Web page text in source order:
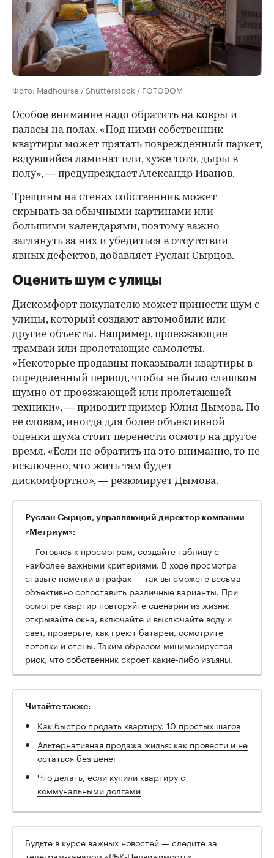
Фото: Madhourse / Shutterstock / FOTODOM
Особое внимание надо обратить на ковры и
паласы на полах. «Под ними собственник
квартиры может прятать поврежденный паркет,
вздувшийся ламинат или, хуже того, дыры в
полу», — предупреждает Александр Иванов.
Трещины на стенах собственник может
скрывать за обычными картинами или
большими календарями, поэтому важно
заглянуть за них и убедиться в отсутствии
явных дефектов, добавляет Руслан Сырцов.
Оценить шум с улицы
Дискомфорт покупателю может принести шум с
улицы, который создают автомобили или
другие объекты. Например, проезжающие
трамваи или пролетающие самолеты.
«Некоторые продавцы показывали квартиры в
определенный период, чтобы не было слишком
шумно от проезжающей или пролетающей
техники», — приводит пример Юлия Дымова. По
ее словам, иногда для более объективной
оценки шума стоит перенести осмотр на другое
время. «Если не обратить на это внимание, то не
исключено, что жить там будет
дискомфортно», — резюмирует Дымова.
Руслан Сырцов, управляющий директор компании
«Метриум»:
— Готовясь к просмотрам, создайте таблицу с
наиболее важными критериями. В ходе просмотра
ставьте пометки в графах — так вы сможете весьма
объективно сопоставить различные варианты. При
осмотре квартир повторяйте сценарии из жизни:
открывайте окна, включайте и выключайте воду и
свет, проверьте, как греют батареи, осмотрите
потолки и стены. Таким образом минимизируется
риск, что собственник скроет какие-либо изъяны.
Читайте также:
Как быстро продать квартиру. 10 простых шагов
Альтернативная продажа жилья: как провести и не
остаться без денег
Что делать, если купили квартиру с
коммунальными долгами
Будьте в курсе важных новостей — следите за